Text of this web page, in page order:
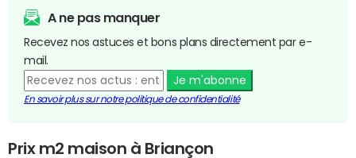
A ne pas manquer
Recevez nos astuces et bons plans directement par e-
mail.
Je m'abonne
En savoir plus sur notre politique de confidentialité
Prix m2 maison à Briançon